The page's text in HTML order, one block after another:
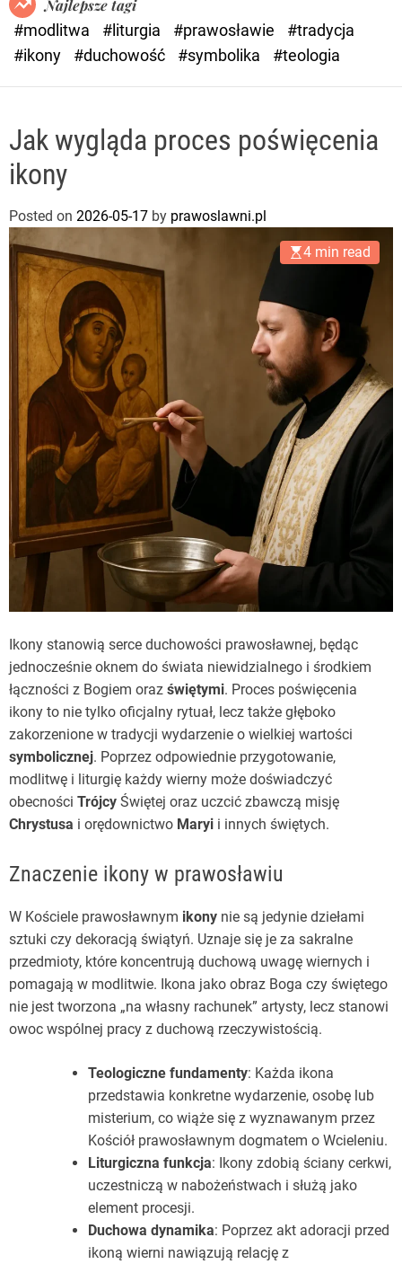
e
Najlepsze tagi
#modlitwa
#liturgia #prawosławie
#tradycja
#ikony
#duchowość #symbolika #teologia
Jak wygląda proces poświęcenia
ikony
Posted on 2026-05-17 by prawoslawni.pl
4 min read
Ikony stanowią serce duchowości prawosławnej, będąc
jednocześnie oknem do świata niewidzialnego i środkiem
łączności z Bogiem oraz świętymi. Proces poświęcenia
ikony to nie tylko oficjalny rytuał, lecz także głęboko
zakorzenione w tradycji wydarzenie o wielkiej wartości
symbolicznej. Poprzez odpowiednie przygotowanie,
modlitwę i liturgię każdy wierny może doświadczyć
obecności Trójcy Świętej oraz uczcić zbawczą misję
Chrystusa i orędownictwo Maryi i innych świętych.
Znaczenie ikony w prawosławiu
W Kościele prawosławnym ikony nie są jedynie dziełami
sztuki czy dekoracją świątyń. Uznaje się je za sakralne
przedmioty, które koncentrują duchową uwagę wiernych i
pomagają w modlitwie. Ikona jako obraz Boga czy świętego
nie jest tworzona „na własny rachunek” artysty, lecz stanowi
owoc wspólnej pracy z duchową rzeczywistością.
Teologiczne fundamenty: Każda ikona
przedstawia konkretne wydarzenie, osobę lub
misterium, co wiąże się z wyznawanym przez
Kościół prawosławnym dogmatem o Wcieleniu.
Liturgiczna funkcja: Ikony zdobią ściany cerkwi,
uczestniczą w nabożeństwach i służą jako
element procesji.
Duchowa dynamika: Poprzez akt adoracji przed
ikoną wierni nawiązują relację z